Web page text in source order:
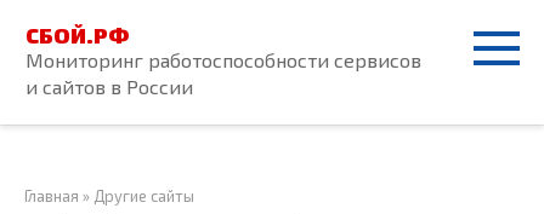
контенту
СБОЙ.РФ
Мониторинг работоспособности сервисов
и сайтов в России
Главная » Другие сайты